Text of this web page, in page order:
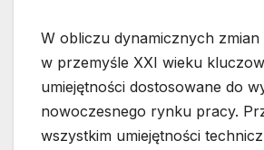
W obliczu dynamicznych
w przemyśle XXI wieku
umiejętności dostosowane do
nowoczesnego rynku pracy.
wszystkim umiejętności